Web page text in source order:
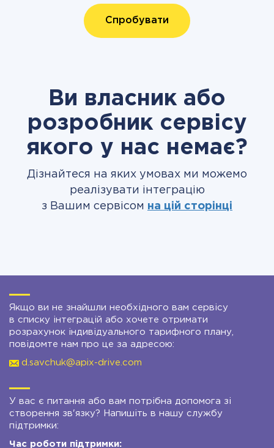
Спробувати
Ви власник або
розробник сервісу
якого у нас немає?
Дізнайтеся на яких умовах ми можемо
реалізувати інтеграцію
з Вашим сервісом на цій сторінці
Якщо ви не знайшли необхідного вам сервісу
в списку інтеграцій або хочете отримати
розрахунок індивідуального тарифного плану,
повідомте нам про це за адресою:
d.savchuk@apix-drive.com
У вас є питання або вам потрібна допомога зі
створення зв'язку? Напишіть в нашу службу
підтримки:
Час роботи підтримки: